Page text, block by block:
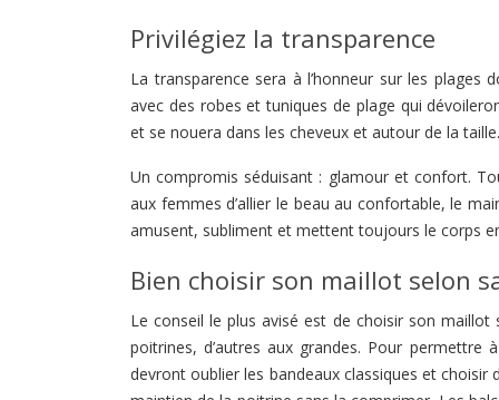
Privilégiez la transparence
La transparence sera à l’honneur sur les
avec des robes et tuniques de plage qui
et se nouera dans les cheveux et autour de la taille.
Un compromis séduisant : glamour et confort.
aux femmes d’allier le beau au confortable, le
amusent, subliment et mettent toujours le corps
Bien choisir son maillot selon
Le conseil le plus avisé est de choisir son
poitrines, d’autres aux grandes. Pour
devront oublier les bandeaux classiques et